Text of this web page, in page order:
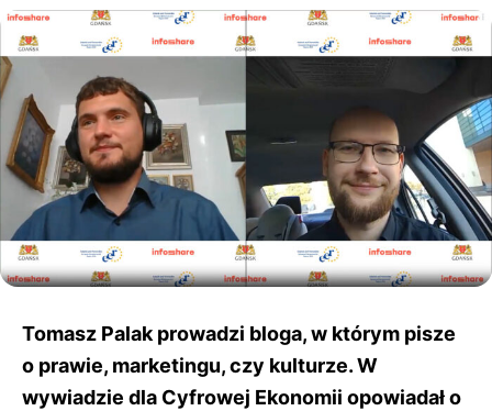
Tomasz Palak prowadzi bloga, w którym pisze
o prawie, marketingu, czy kulturze. W
wywiadzie dla Cyfrowej Ekonomii opowiadało